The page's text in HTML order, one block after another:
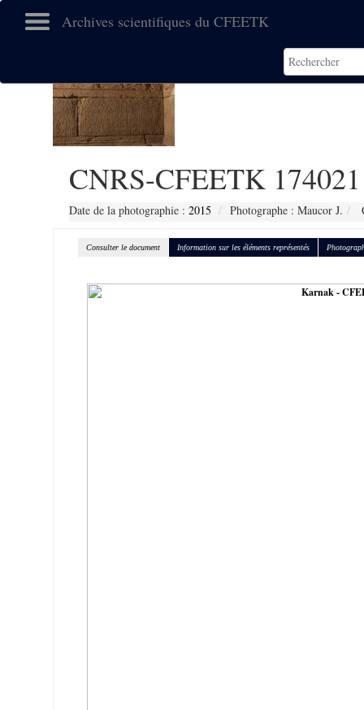
Archives scientifiques du CFEETK
CNRS-CFEETK 174021
Date de la photographie : 2015 Photographe : Maucor J.
Consulter le document Information sur les éléments représentés